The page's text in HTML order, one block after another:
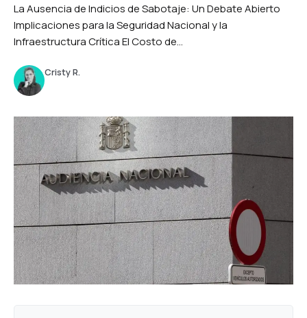
La Ausencia de Indicios de Sabotaje: Un Debate Abierto
Implicaciones para la Seguridad Nacional y la
Infraestructura Crítica El Costo de...
Cristy R.